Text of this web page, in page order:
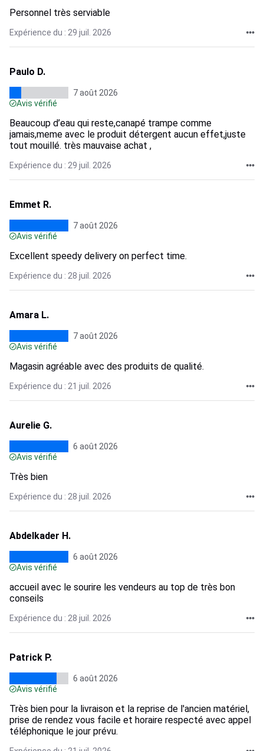
Personnel très serviable
Expérience du : 29 juil. 2026
Paulo D.
7 août 2026
Avis vérifié
Beaucoup d’eau qui reste,canapé trampe comme
jamais,meme avec le produit détergent aucun effet,juste
tout mouillé. très mauvaise achat ,
Expérience du : 29 juil. 2026
Emmet R.
7 août 2026
Avis vérifié
Excellent speedy delivery on perfect time.
Expérience du : 28 juil. 2026
Amara L.
7 août 2026
Avis vérifié
Magasin agréable avec des produits de qualité.
Expérience du : 21 juil. 2026
Aurelie G.
6 août 2026
Avis vérifié
Très bien
Expérience du : 28 juil. 2026
Abdelkader H.
6 août 2026
Avis vérifié
accueil avec le sourire les vendeurs au top de très bon
conseils
Expérience du : 28 juil. 2026
Patrick P.
6 août 2026
Avis vérifié
Très bien pour la livraison et la reprise de l'ancien matériel,
prise de rendez vous facile et horaire respecté avec appel
téléphonique le jour prévu.